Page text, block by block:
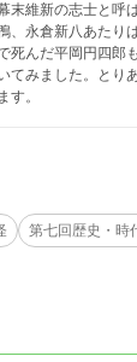
維新の志士と呼
永倉新八あたり
んだ平岡円四郎
みました。とり
す。
第七回歴史・時